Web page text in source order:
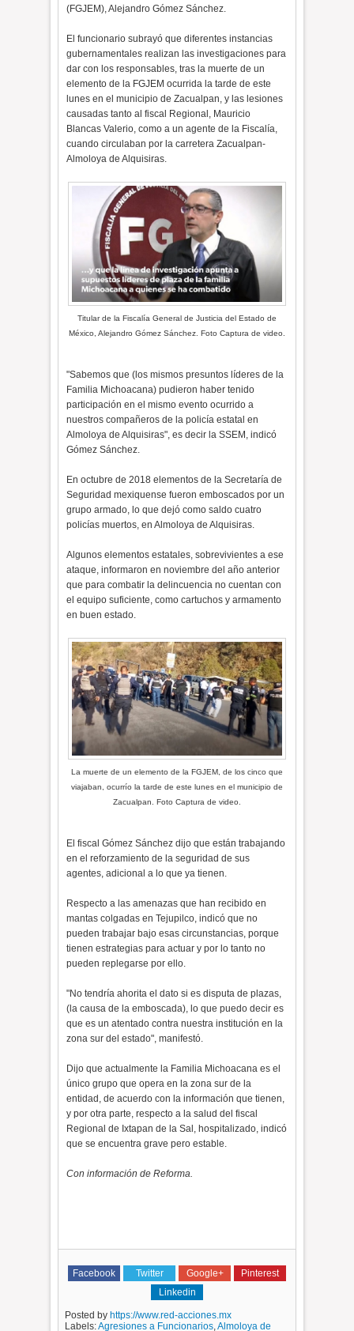
(FGJEM), Alejandro Gómez Sánchez.
El funcionario subrayó que diferentes instancias
gubernamentales realizan las investigaciones para
dar con los responsables, tras la muerte de un
elemento de la FGJEM ocurrida la tarde de este
lunes en el municipio de Zacualpan, y las lesiones
causadas tanto al fiscal Regional, Mauricio
Blancas Valerio, como a un agente de la Fiscalía,
cuando circulaban por la carretera Zacualpan-
Almoloya de Alquisiras.
Titular de la Fiscalía General de Justicia del Estado de
México, Alejandro Gómez Sánchez. Foto Captura de video.
"Sabemos que (los mismos presuntos líderes de la
Familia Michoacana) pudieron haber tenido
participación en el mismo evento ocurrido a
nuestros compañeros de la policía estatal en
Almoloya de Alquisiras", es decir la SSEM, indicó
Gómez Sánchez.
En octubre de 2018 elementos de la Secretaría de
Seguridad mexiquense fueron emboscados por un
grupo armado, lo que dejó como saldo cuatro
policías muertos, en Almoloya de Alquisiras.
Algunos elementos estatales, sobrevivientes a ese
ataque, informaron en noviembre del año anterior
que para combatir la delincuencia no cuentan con
el equipo suficiente, como cartuchos y armamento
en buen estado.
La muerte de un elemento de la FGJEM, de los cinco que
viajaban, ocurrío la tarde de este lunes en el municipio de
Zacualpan. Foto Captura de video.
El fiscal Gómez Sánchez dijo que están trabajando
en el reforzamiento de la seguridad de sus
agentes, adicional a lo que ya tienen.
Respecto a las amenazas que han recibido en
mantas colgadas en Tejupilco, indicó que no
pueden trabajar bajo esas circunstancias, porque
tienen estrategias para actuar y por lo tanto no
pueden replegarse por ello.
"No tendría ahorita el dato si es disputa de plazas,
(la causa de la emboscada), lo que puedo decir es
que es un atentado contra nuestra institución en la
zona sur del estado", manifestó.
Dijo que actualmente la Familia Michoacana es el
único grupo que opera en la zona sur de la
entidad, de acuerdo con la información que tienen,
y por otra parte, respecto a la salud del fiscal
Regional de Ixtapan de la Sal, hospitalizado, indicó
que se encuentra grave pero estable.
Con información de Reforma.
Facebook Twitter Google+
Pinterest
Linkedin
Posted by https://www.red-acciones.mx
Labels:Agresiones a Funcionarios,Almoloya de